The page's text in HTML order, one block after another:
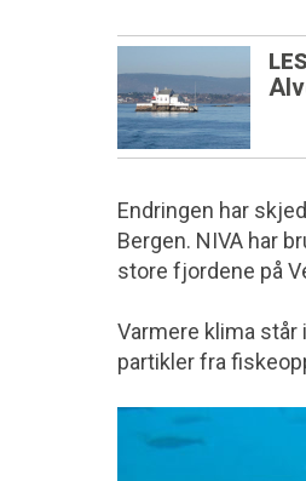
Endringen har
Bergen. NIVA har
store fjordene på
Varmere klima
partikler fra